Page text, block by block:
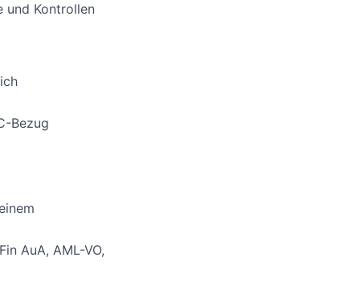
und Kontrollen
Bezug
AuA, AML-VO,